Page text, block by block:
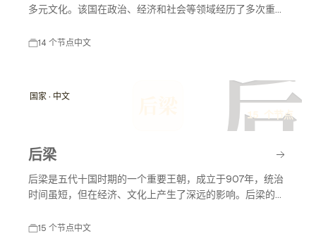
多元文化。该国在政治、经济和社会等领域经历了多次重要
观和传统文化而闻名，是一个充满活力的国家。
14 个节点中文
后
国家 · 中文
15 个节点
后梁
后梁是五代十国时期的一个重要王朝，成立于907年，统治
时间虽短，但在经济、文化上产生了深远的影响。后梁的建
之后紧接着出现在历史舞台的还有后唐、后晋等王朝。
15 个节点中文